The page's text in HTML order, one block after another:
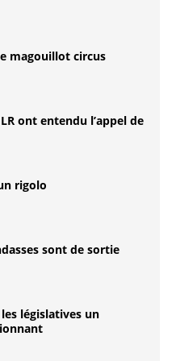
magouillot circus
ont entendu l’appel de
rigolo
sont de sortie
législatives un